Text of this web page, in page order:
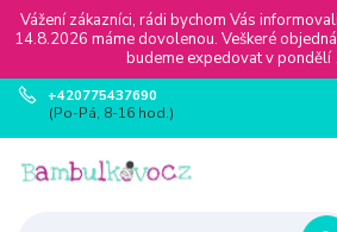
Vážení zákazníci, rádi bychom Vás
14.8.2026 máme dovolenou. Veškeré
budeme expedovat v pondělí
+420775437690
(Po-Pá, 8-16 hod.)